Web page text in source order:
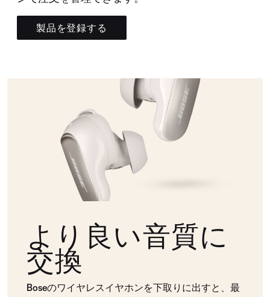
製品を登録する
より良い音質に
交換
Boseのワイヤレスイヤホンを下取りに出すと、最